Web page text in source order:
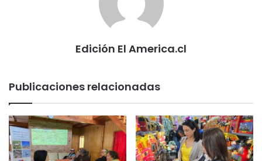
Edición El America.cl
Publicaciones relacionadas